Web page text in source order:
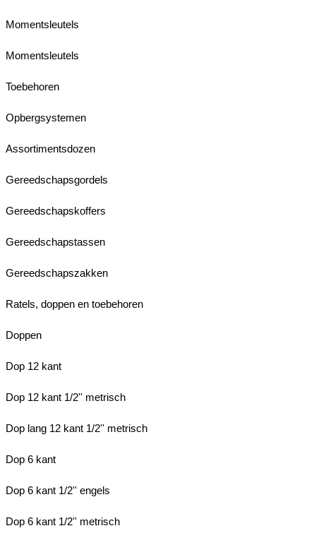
Momentsleutels
Momentsleutels
Toebehoren
Opbergsystemen
Assortimentsdozen
Gereedschapsgordels
Gereedschapskoffers
Gereedschapstassen
Gereedschapszakken
Ratels, doppen en toebehoren
Doppen
Dop 12 kant
Dop 12 kant 1/2'' metrisch
Dop lang 12 kant 1/2'' metrisch
Dop 6 kant
Dop 6 kant 1/2'' engels
Dop 6 kant 1/2'' metrisch